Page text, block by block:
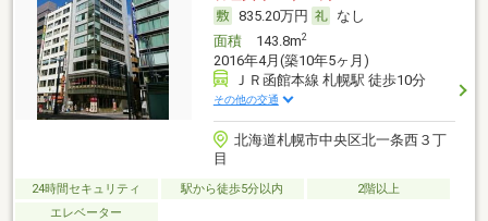
835.20万円
なし
面積143.8m2
2016年4月(築10年5ヶ月)
ＪＲ函館本線 札幌駅 徒歩10分
その他の交通
北海道札幌市中央区北一条西３丁
目
24時間セキュリティ 駅から徒歩5分以内
2階以上
エレベーター